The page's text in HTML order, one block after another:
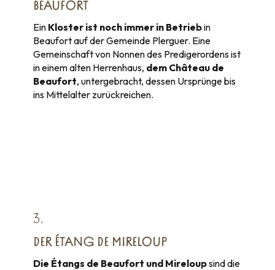
BEAUFORT
Ein Kloster ist noch immer in Betriebin
Beaufort auf der Gemeinde Plerguer. Eine
Gemeinschaft von Nonnen des Predigerordens ist
in einem alten Herrenhaus, dem Château de
Beaufort, untergebracht, dessen Ursprünge bis
ins Mittelalter zurückreichen.
3.
DER ÉTANG DE MIRELOUP
Die Étangs de Beaufort und Mireloupsind die